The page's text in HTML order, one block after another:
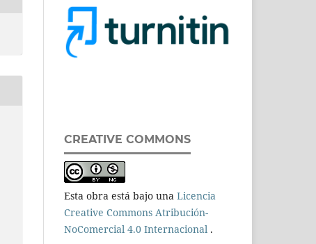
CREATIVE COMMONS
Esta obra está bajo una Licencia
Creative Commons Atribución-
NoComercial 4.0 Internacional .